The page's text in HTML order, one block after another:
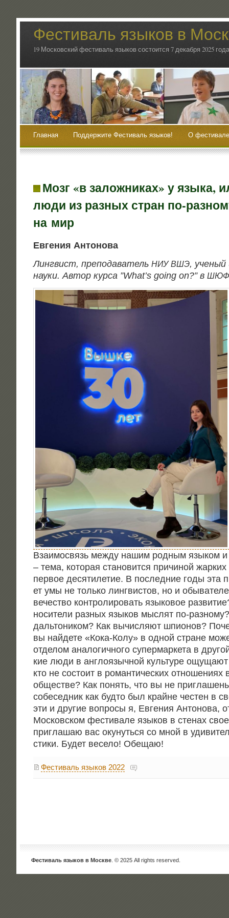
Фестиваль языков в
19 Московский фестиваль языков состоится 7 декабря 2025
Главная Поддержите Фестиваль языков! О
Мозг «в заложниках» у языка,
люди из разных стран по-
на мир
Евге­ния Антонова
Линг­вист, пре­по­да­ва­тель НИУ ВШЭ, уче­ный
нау­ки. Автор кур­са ”What’s going on?” в ШЮФ
Вза­и­мо­связь меж­ду нашим род­ным язы­ком
– тема, кото­рая ста­но­вит­ся при­чи­ной
пер­вое деся­ти­ле­тие. В послед­ние годы эта
ет умы не толь­ко линг­ви­стов, но и
ве­че­ство кон­тро­ли­ро­вать язы­ко­вое
носи­те­ли раз­ных язы­ков мыс­лят по-
даль­то­ни­ком? Как вычис­ля­ют шпи­о­нов?
вы най­де­те «Кока-Колу» в одной стране
отде­лом ана­ло­гич­но­го супер­мар­ке­та в
кие люди в англо­языч­ной куль­ту­ре
кто не состо­ит в роман­ти­че­ских отно­ше­ни­ях
обще­стве? Как понять, что вы не
собе­сед­ник как буд­то был крайне честен в
эти и дру­гие вопро­сы я, Евге­ния Анто­но­ва,
Мос­ков­ском фести­ва­ле язы­ков в сте­нах
при­гла­шаю вас оку­нуть­ся со мной в
сти­ки. Будет весе­ло! Обещаю!
Фестиваль языков 2022
Фестиваль языков в Москве . © 2025 All rights reserved.